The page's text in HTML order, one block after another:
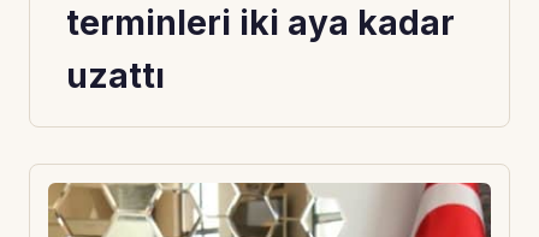
terminleri iki aya kadar
uzattı